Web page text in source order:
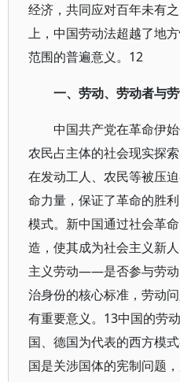
经济，共同应对百年未有
上，中国劳动法超越了地
范围的普遍意义。12
一、劳动、劳动者与
中国共产党在革命伊
农民占主体的社会现实探
在发动工人、农民等被压
命力量，保证了革命的胜
模式。新中国通过社会革
造，使其成为社会主义新
主义劳动——是否参与劳动
治身份的核心标准，劳动
有重要意义。13中国的劳
国、德国为代表的西方模
国是关涉国体的宪制问题